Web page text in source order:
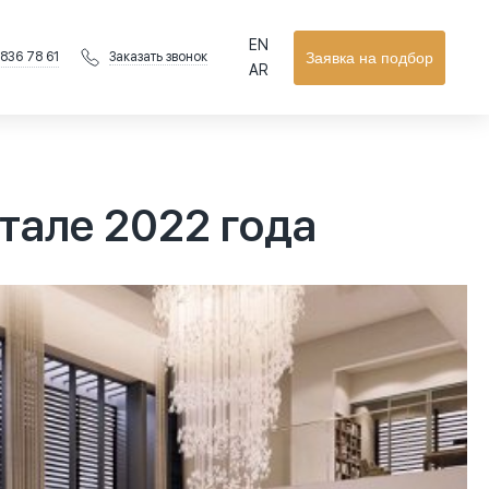
78 61 Заказать звонок Заявка на подбор
EN
AR
2022 года